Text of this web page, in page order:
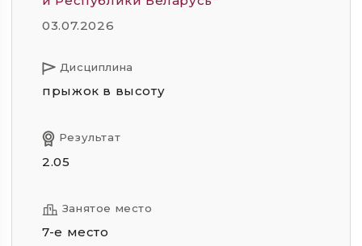
03.07.2026
Дисциплина
прыжок в высоту
Результат
2.05
Занятое место
7-е место